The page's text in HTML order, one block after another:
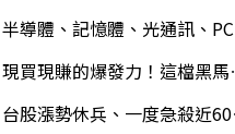
半導體、記憶體、光通訊、PCB 全面噴發！
現買現賺的爆發力！這檔黑馬股爆量衝鎖死，主力...
台股漲勢休兵、一度急殺近600點！權值股熄火 散...